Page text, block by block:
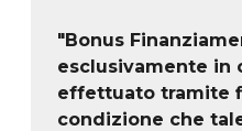
"Bonus
esclusivamente in
effettuato tramite
condizione che